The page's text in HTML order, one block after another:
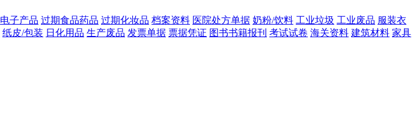
电子产品 过期食品药品 过期化妆品 档案资料 医院处方单据 奶粉/饮料 工业垃圾 工业废品 服装衣
纸皮/包装 日化用品 生产废品 发票单据 票据凭证 图书书籍报刊 考试试卷 海关资料 建筑材料 家具